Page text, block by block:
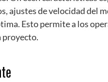
ajustes de velocidad del
Esto permite a los
proyecto.